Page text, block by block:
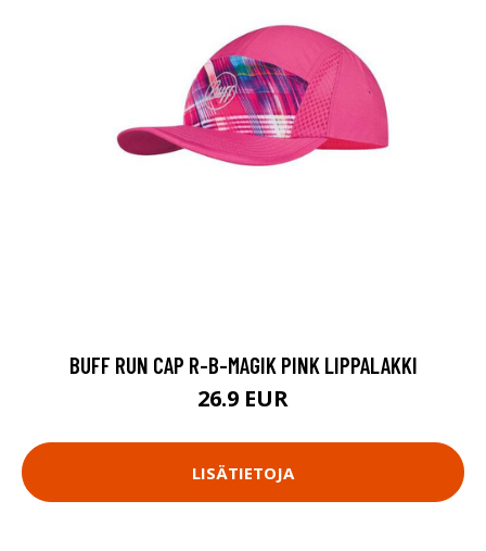
BUFF RUN CAP R-B-MAGIK PINK LIPPALAKKI
26.9 EUR
LISÄTIETOJA